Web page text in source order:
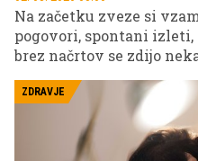
Na začetku zveze si
pogovori, spontani
brez načrtov se zdijo
neskončni seznami
ZDRAVJE